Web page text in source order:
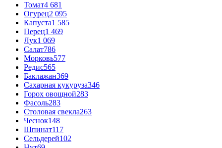
Томат4 681
Огурец2 095
Капуста1 585
Перец1 469
Лук1 069
Салат786
Морковь577
Редис565
Баклажан369
Сахарная кукуруза346
Горох овощной283
Фасоль283
Столовая свекла263
Чеснок148
Шпинат117
Сельдерей102